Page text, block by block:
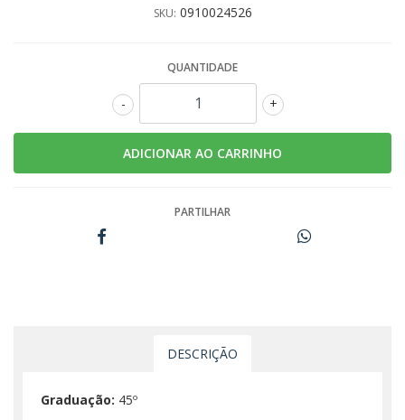
SKU: 0910024526
QUANTIDADE
+
-
PARTILHAR
DESCRIÇÃO
Graduação: 45º